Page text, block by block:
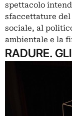
spettacolo
sfaccettature del
sociale, al
ambientale e la
RADURE.